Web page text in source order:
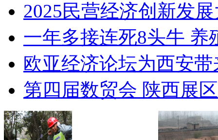
2025民营经济创新发
一年多接连死8头牛 养
欧亚经济论坛为西安
第四届数贸会 陕西展